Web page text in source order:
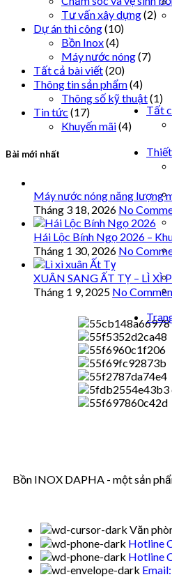
Tất
Tư vấn xây dựng(2)
Dự án thi công(10)
Bồn Inox(4)
Máy nước nóng(7)
Tất cả bài viết(20)
Thông tin sản phẩm(4)
Thông số kỹ thuật(1)
Tin tức (17)
Khuyến mãi(4)
Bài mới nhất
Máy nước nóng năng lượng
Tháng 3 18, 2026 No
Hái Lộc Bính Ngọ 2026 –
Tháng 1 30, 2026 No
XUÂN SANG ẤT TỴ – LÌ XÌ
Tháng 1 9, 2025 No
Bồn INOX DAPHA - một sản
Văn
Hotline
Hotline